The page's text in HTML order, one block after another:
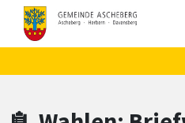
Zum Header
Zum
Zum Footer
Zum Hauptinhalt springen